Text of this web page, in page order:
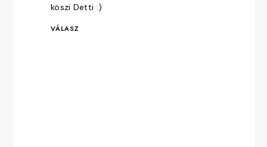
köszi Detti :)
VÁLASZ